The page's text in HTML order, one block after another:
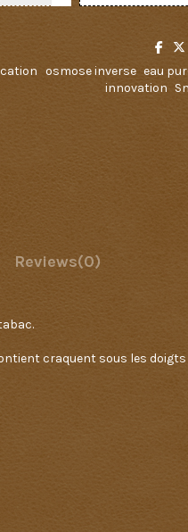
osmose inverse eau
innovation
Reviews(0)
craquent sous les